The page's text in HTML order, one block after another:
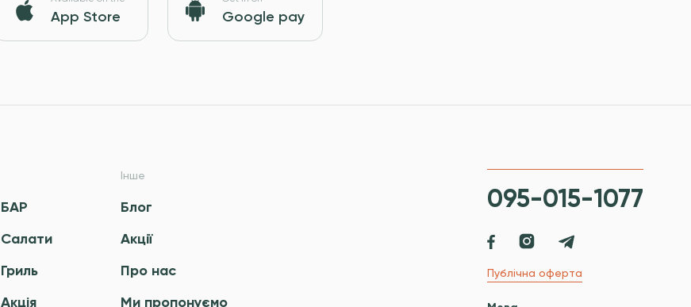
App Store Google pay
БАР
Салати
Гриль
Акція
Інше
Блог
Акції
Про нас
Ми пропонуємо
095-015-1077
Публічна оферта